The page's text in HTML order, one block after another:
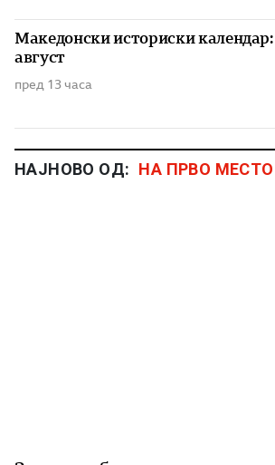
Македонски историски календар:
август
пред 13 часа
НАЈНОВО ОД: НА ПРВО МЕСТО